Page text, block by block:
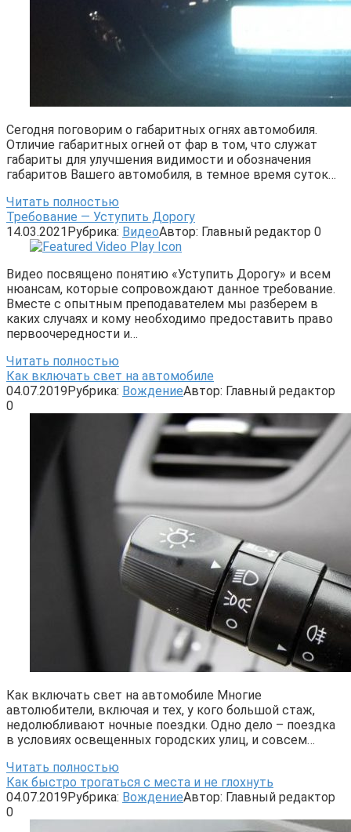
Сегодня поговорим о габаритных огнях автомобиля.
Отличие габаритных огней от фар в том, что служат
габариты для улучшения видимости и обозначения
габаритов Вашего автомобиля, в темное время суток…
Читать полностью
Требование — Уступить Дорогу
14.03.2021Рубрика: ВидеоАвтор: Главный редактор 0
Видео посвящено понятию «Уступить Дорогу» и всем
нюансам, которые сопровождают данное требование.
Вместе с опытным преподавателем мы разберем в
каких случаях и кому необходимо предоставить право
первоочередности и…
Читать полностью
Как включать свет на автомобиле
04.07.2019Рубрика: ВождениеАвтор: Главный редактор
0
Как включать свет на автомобиле Многие
автолюбители, включая и тех, у кого большой стаж,
недолюбливают ночные поездки. Одно дело – поездка
в условиях освещенных городских улиц, и совсем…
Читать полностью
Как быстро трогаться с места и не глохнуть
04.07.2019Рубрика: ВождениеАвтор: Главный редактор
0